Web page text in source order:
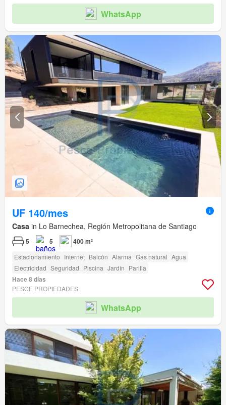
WhatsApp
UF 140/mes
Casa in Lo Barnechea, Región Metropolitana de Santiago
5 5 400 m²
Estacionamiento Internet Balcón Alarma Gas natural Agua
Electricidad Seguridad Piscina Jardín Parilla
Hace 8 días
PESCE PROPIEDADES
WhatsApp